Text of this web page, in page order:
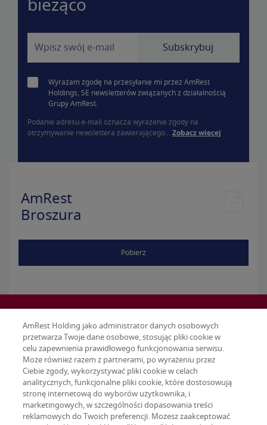
bieżąco
Wyrażam zgodę na przesyłanie mi przez AmRest
Holdings, SE newsletterów związanych z działalnością
Grupy AmRest.
Podanie adresu e-mail oznacza wyrażenie zgody na
otrzymywanie newslettera zawierającego... Zobacz więcej
AmRest
Broszura
Pobierz
AmRest Holding jako administrator danych osobowych
przetwarza Twoje dane osobowe, stosując pliki cookie w
celu zapewnienia prawidłowego funkcjonowania serwisu.
Może również razem z partnerami, po wyrażeniu przez
Ciebie zgody, wykorzystywać pliki cookie w celach
analitycznych, funkcjonalne pliki cookie, które dostosowują
stronę internetową do wyborów użytkownika, i
marketingowych, w szczególności dopasowania treści
reklamowych do Twoich preferencji. Możesz zaakceptować